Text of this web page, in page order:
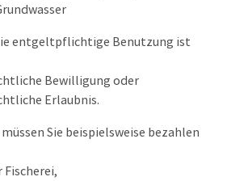
entgeltpflichtige Benutzung ist
Bewilligung oder
Erlaubnis.
Sie beispielsweise bezahlen
Fischerei,